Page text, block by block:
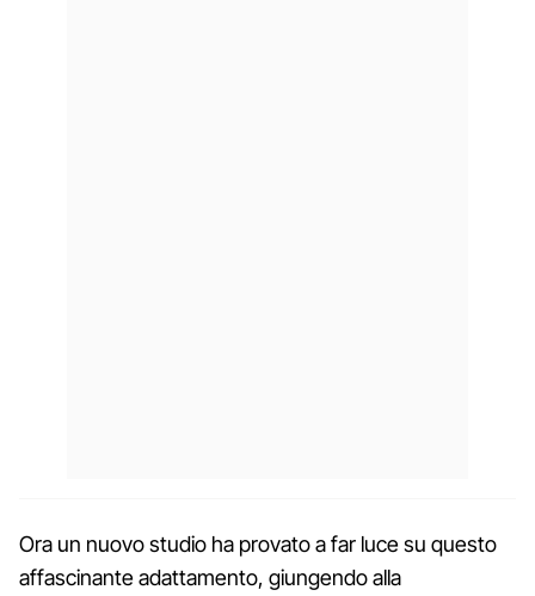
Ora un nuovo studio ha provato a far luce su questo
affascinante adattamento, giungendo alla